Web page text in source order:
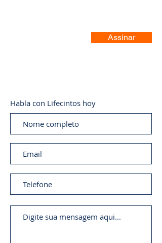
Assinar
Habla con Lifecintos hoy